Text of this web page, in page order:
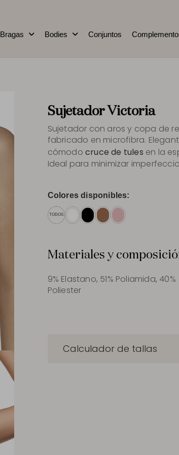
Bragas Bodies Conjuntos
Sujetador Victoria
Sujetador con aros y copa de
fabricado en microfibra.
cómodo cruce de tules en la
Ideal para minimizar
Colores disponibles:
TODOS
Materiales y
9% Elastano, 51% Poliamida, 40%
Poliester
Calculador de tallas